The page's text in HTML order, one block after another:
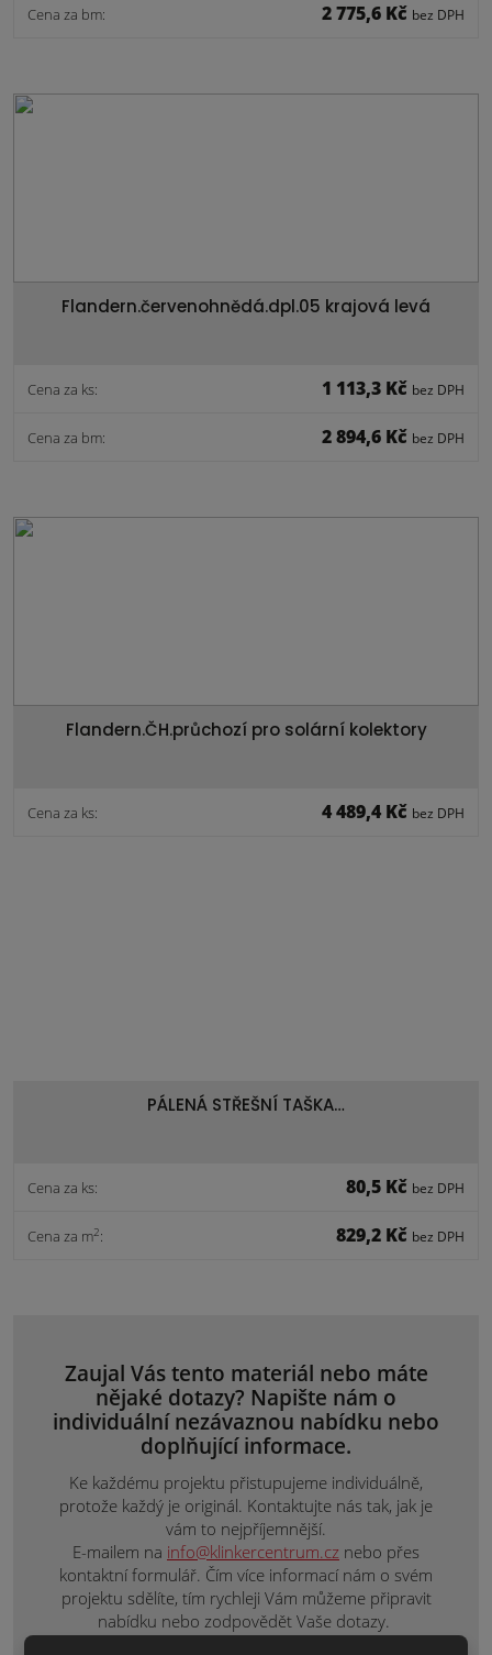
Cena za bm: 2 775,6 Kč bez DPH
Flandern.červenohnědá.dpl.05 krajová levá
Cena za ks: 1 113,3 Kč bez DPH
Cena za bm: 2 894,6 Kč bez DPH
Flandern.ČH.průchozí pro solární kolektory
Cena za ks: 4 489,4 Kč bez DPH
PÁLENÁ STŘEŠNÍ TAŠKA…
Cena za ks: 80,5 Kč bez DPH
Cena za m2: 829,2 Kč bez DPH
Zaujal Vás tento materiál nebo máte
nějaké dotazy? Napište nám o
individuální nezávaznou nabídku nebo
doplňující informace.
Ke každému projektu přistupujeme individuálně,
protože každý je originál. Kontaktujte nás tak, jak je
vám to nejpříjemnější.
E-mailem na info@klinkercentrum.cz nebo přes
kontaktní formulář. Čím více informací nám o svém
projektu sdělíte, tím rychleji Vám můžeme připravit
nabídku nebo zodpovědět Vaše dotazy.